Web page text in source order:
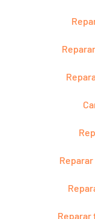
Reparar
Reparar